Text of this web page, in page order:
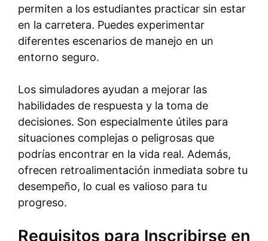
permiten a los estudiantes practicar sin estar
en la carretera. Puedes experimentar
diferentes escenarios de manejo en un
entorno seguro.
Los simuladores ayudan a mejorar las
habilidades de respuesta y la toma de
decisiones. Son especialmente útiles para
situaciones complejas o peligrosas que
podrías encontrar en la vida real. Además,
ofrecen retroalimentación inmediata sobre tu
desempeño, lo cual es valioso para tu
progreso.
Requisitos para Inscribirse en